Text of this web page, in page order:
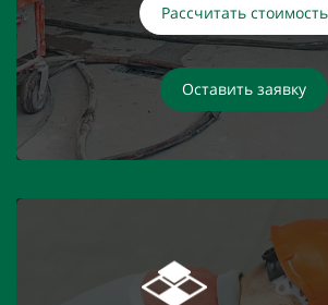
Рассчитать стоимость
Оставить заявку